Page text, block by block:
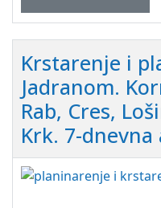
Krstarenje i
Jadranom.
Rab, Cres,
Krk. 7-